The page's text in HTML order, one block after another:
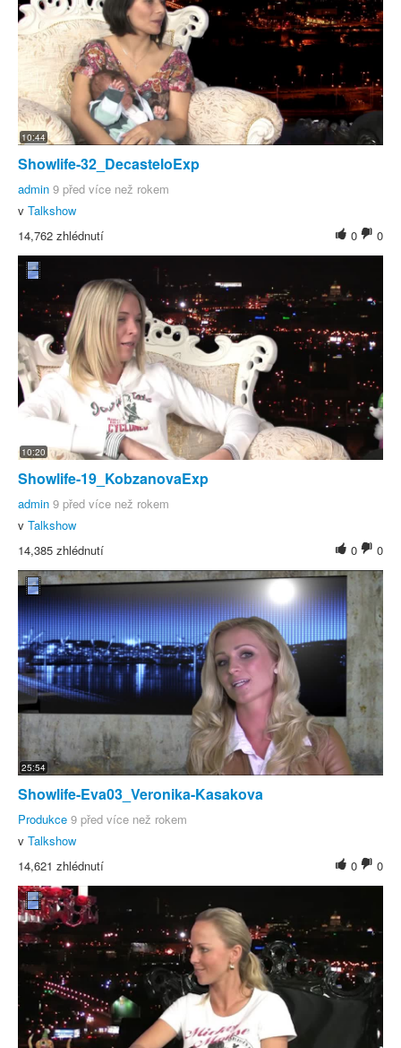
10:44
Showlife-32_DecasteloExp
admin 9 před více než rokem
v Talkshow
0
0
14,762 zhlédnutí
10:20
Showlife-19_KobzanovaExp
admin 9 před více než rokem
v Talkshow
0
0
14,385 zhlédnutí
25:54
Showlife-Eva03_Veronika-Kasakova
Produkce 9 před více než rokem
v Talkshow
0
0
14,621 zhlédnutí